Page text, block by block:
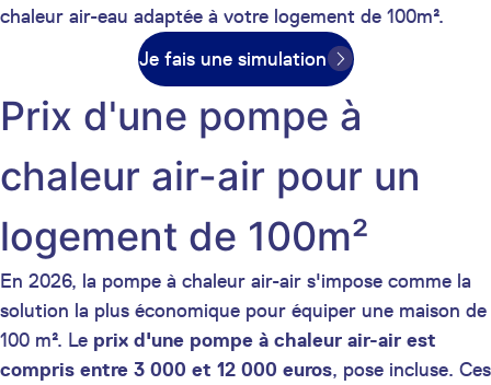
chaleur air-eau adaptée à votre logement de 100m².
Je fais une simulation
Prix d'une pompe à
chaleur air-air pour un
logement de 100m²
En 2026, la pompe à chaleur air-air s'impose comme la
solution la plus économique pour équiper une maison de
100 m². Le prix d'une pompe à chaleur air-air est
compris entre 3 000 et 12 000 euros, pose incluse. Ces